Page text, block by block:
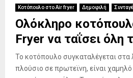
Κοτόπουλο στο Air fryer Δημοφιλή
Ολόκληρο
Fryer να ταΐσει όλη
Το κοτόπουλο συγκαταλέγεται στα
πλούσιο σε πρωτεϊνη, είναι